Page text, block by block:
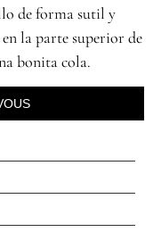
de forma sutil y
en la parte superior de
bonita cola.